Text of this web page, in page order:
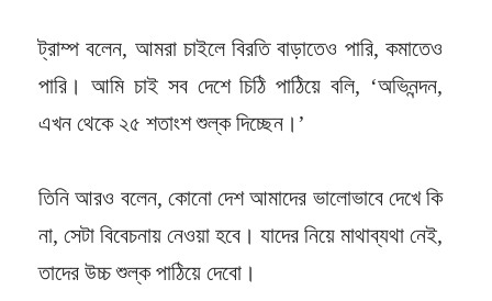
ট্রাম্প বলেন, আমরা চাইলে বিরতি বাড়াতেও পারি, কমাতেও
পারি। আমি চাই সব দেশে চিঠি পাঠিয়ে বলি, ‘অভিনন্দন,
এখন থেকে ২৫ শতাংশ শুল্ক দিচ্ছেন।’
তিনি আরও বলেন, কোনো দেশ আমাদের ভালোভাবে দেখে কি
না, সেটা বিবেচনায় নেওয়া হবে। যাদের নিয়ে মাথাব্যথা নেই,
তাদের উচ্চ শুল্ক পাঠিয়ে দেবো।